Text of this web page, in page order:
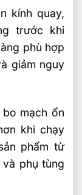
kính quay,
trước khi
phù hợp
giảm nguy
mạch ổn
khi chạy
phẩm từ
phụ tùng